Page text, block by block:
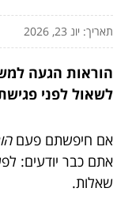
תאריך: יונ 23, 2026
הוראות הגעה
לשאול לפני
אם חיפשתם פעם
אתם כבר יודעים:
שאלות.